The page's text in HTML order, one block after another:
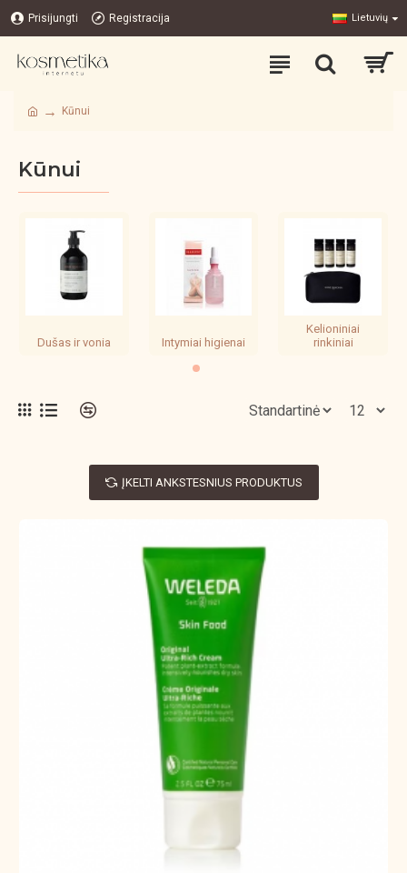
Prisijungti Registracija Lietuvių
Kūnui
Kūnui
Dušas ir vonia Intymiai higienai
Kelioniniai
rinkiniai
ĮKELTI ANKSTESNIUS PRODUKTUS